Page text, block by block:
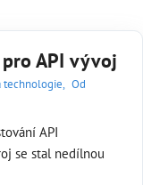
API vývoj
technologie, Od
API
se stal nedílnou